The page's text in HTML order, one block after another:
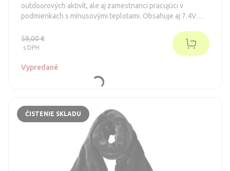
outdoorových aktivít, ale aj zamestnanci pracujúci v
podmienkach s mínusovými teplotami. Obsahuje aj 7.4V
prevádzky.
59,00 €
s DPH
Vypredané
ČISTENIE SKLADU